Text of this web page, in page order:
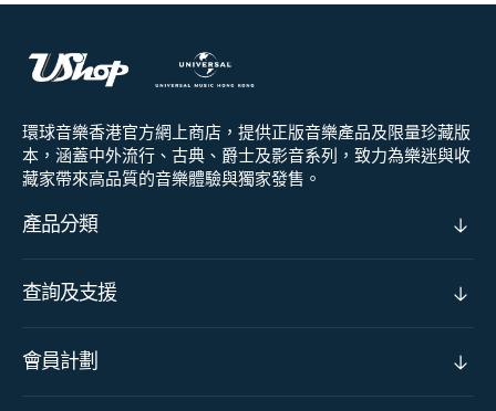
環球音樂香港官方網上商店，提供正版音樂產品及限量珍藏版
本，涵蓋中外流行、古典、爵士及影音系列，致力為樂迷與收
藏家帶來高品質的音樂體驗與獨家發售。
產品分類
查詢及支援
會員計劃